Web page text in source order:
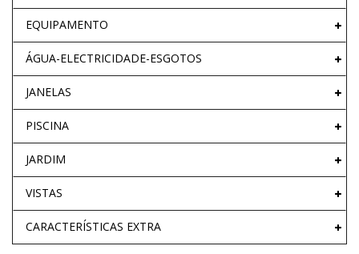
EQUIPAMENTO
ÁGUA-ELECTRICIDADE-ESGOTOS
JANELAS
PISCINA
JARDIM
VISTAS
CARACTERÍSTICAS EXTRA